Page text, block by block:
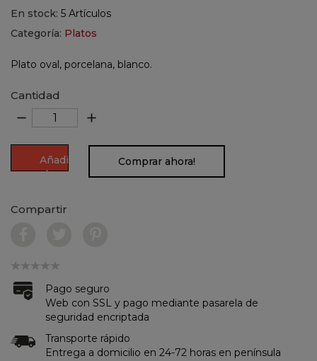
En stock: 5 Artículos
Categoría: Platos
Plato oval, porcelana, blanco.
Cantidad
remove add
Añadir
al
Comprar ahora!
Compartir
Pago seguro
Web con SSL y pago mediante pasarela de
seguridad encriptada
Transporte rápido
Entrega a domicilio en 24-72 horas en península